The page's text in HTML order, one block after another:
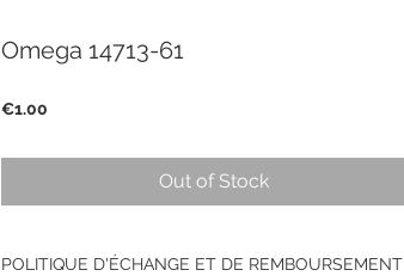
Omega 14713-61
€1.00
Out of Stock
POLITIQUE D'ÉCHANGE ET DE REMBOURSEMENT